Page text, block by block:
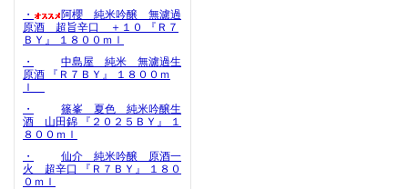
・
阿櫻 純米吟醸 無濾過
原酒 超旨辛口 ＋１０ 『Ｒ７
ＢＹ』 １８００ｍｌ
・
中島屋 純米 無濾過生
原酒 『Ｒ７ＢＹ』 １８００ｍ
ｌ
・
篠峯 夏色 純米吟醸生
酒 山田錦 『２０２５ＢＹ』 １
８００ｍｌ
・
仙介 純米吟醸 原酒一
火 超辛口 『Ｒ７ＢＹ』 １８０
０ｍｌ